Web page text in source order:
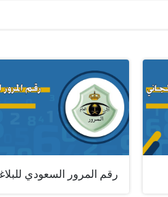
رقم المرور السعودي